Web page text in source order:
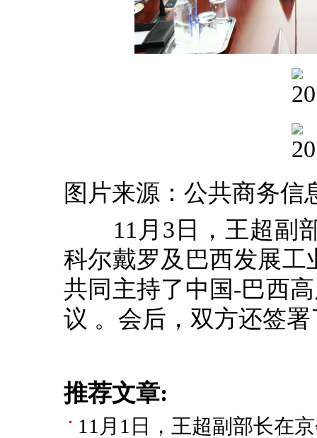
图片来源：公共商务
11月3日，王超副部
科尔戴罗及巴西发展工
共同主持了中国-巴西
议 。会后，双方还签
推荐文章:
11月1日，王超副部长在